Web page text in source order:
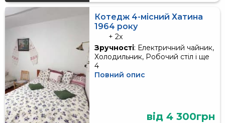
Котедж 4-місний Хатина
1964 року
+ 2x
Зручності: Електричний чайник,
Холодильник, Робочий стіл і ще
4
Повний опис
від 4 300грн